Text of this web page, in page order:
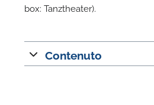
box: Tanztheater).
Contenuto